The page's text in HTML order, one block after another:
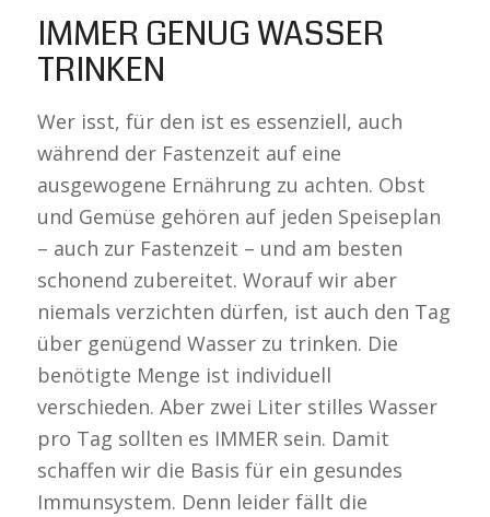
IMMER GENUG WASSER
TRINKEN
Wer isst, für den ist es essenziell, auch
während der Fastenzeit auf eine
ausgewogene Ernährung zu achten. Obst
und Gemüse gehören auf jeden Speiseplan
– auch zur Fastenzeit – und am besten
schonend zubereitet. Worauf wir aber
niemals verzichten dürfen, ist auch den Tag
über genügend Wasser zu trinken. Die
benötigte Menge ist individuell
verschieden. Aber zwei Liter stilles Wasser
pro Tag sollten es IMMER sein. Damit
schaffen wir die Basis für ein gesundes
Immunsystem. Denn leider fällt die